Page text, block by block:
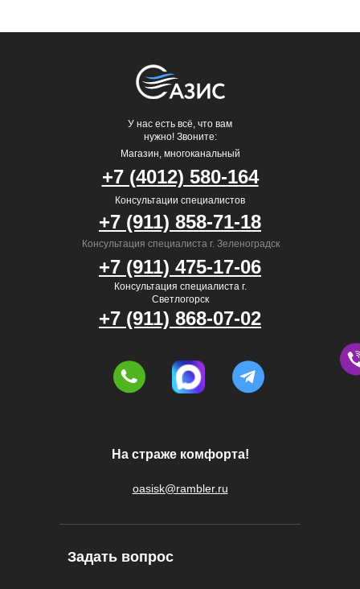
oasisk@rambler.ru
У нас есть всё, что вам
нужно! Звоните:
На страже комфорта!
Магазин, многоканальный
Консультация специалиста г.
Светлогорск
Консультация специалиста г. Зеленоградск
Консультации специалистов
+7 (911) 858-71-18
+7 (911) 475-17-06
+7 (911) 868-07-02
+7 (4012) 580-164
Задать вопрос